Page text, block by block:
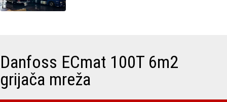
Danfoss ECmat 100T 6m2
grijača mreža